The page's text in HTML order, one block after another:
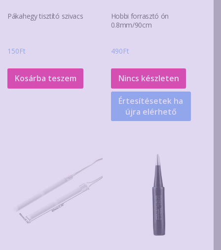
Pákahegy tisztító szivacs
150Ft
Kosárba teszem
Hobbi forrasztó ón
0.8mm/90cm
490Ft
Nincs készleten
Értesítésetek ha
újra elérhető